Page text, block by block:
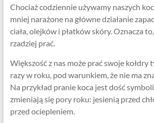
Chociaż codziennie używamy naszych
mniej narażone na główne działanie
ciała, olejków i płatków skóry. Oznacza
rzadziej prać.
Większość z nas może prać swoje kołdry
razy w roku, pod warunkiem, że nie ma
Na przykład pranie koca jest dość
zmieniają się pory roku: jesienią przed
przed ociepleniem.